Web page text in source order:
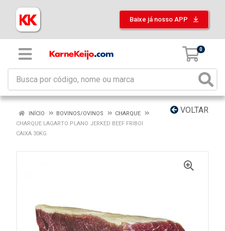
Baixe já nosso APP
0
VOLTAR
INÍCIO BOVINOS/OVINOS
CHARQUE
CHARQUE LAGARTO PLANO JERKED BEEF FRIBOI
CAIXA 30KG